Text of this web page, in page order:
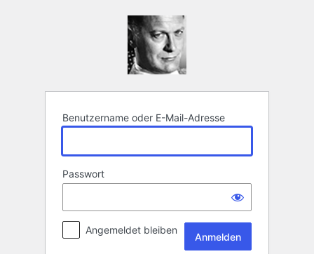
Benutzername oder E-Mail-Adresse
Passwort
Angemeldet bleiben